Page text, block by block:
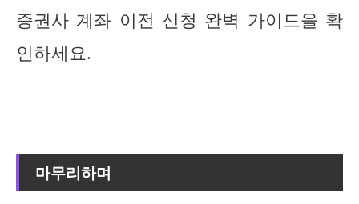
증권사 계좌 이전 신청 완벽 가이드을 확
인하세요.
마무리하며